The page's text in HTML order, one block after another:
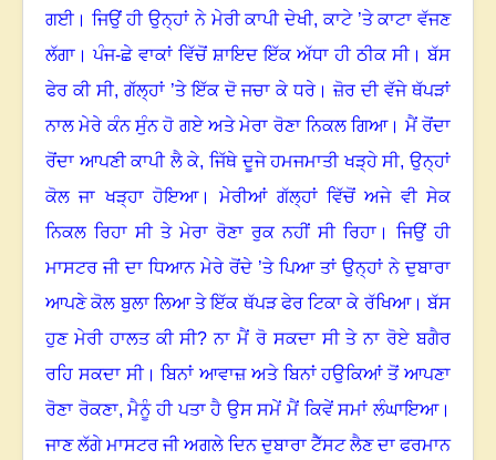
ਗਈ। ਜਿਉਂ ਹੀ ਉਨ੍ਹਾਂ ਨੇ ਮੇਰੀ ਕਾਪੀ ਦੇਖੀ, ਕਾਟੇ ’ਤੇ ਕਾਟਾ ਵੱਜਣ
ਲੱਗਾ ।ਪੰਜ-ਛੇ ਵਾਕਾਂ ਵਿੱਚੋਂ ਸ਼ਾਇਦ ਇੱਕ ਅੱਧਾ ਹੀ ਠੀਕ ਸੀ। ਬੱਸ
ਫੇਰ ਕੀ ਸੀ, ਗੱਲ੍ਹਾਂ ’ਤੇ ਇੱਕ ਦੋ ਜਚਾ ਕੇ ਧਰੇ ।ਜ਼ੋਰ ਦੀ ਵੱਜੇ ਥੱਪੜਾਂ
ਨਾਲ ਮੇਰੇ ਕੰਨ ਸੁੰਨ ਹੋ ਗਏ ਅਤੇ ਮੇਰਾ ਰੋਣਾ ਨਿਕਲ ਗਿਆ। ਮੈਂ ਰੋਂਦਾ
ਰੋਂਦਾ ਆਪਣੀ ਕਾਪੀ ਲੈ ਕੇ, ਜਿੱਥੇ ਦੂਜੇ ਹਮਜਮਾਤੀ ਖੜ੍ਹੇ ਸੀ, ਉਨ੍ਹਾਂ
ਕੋਲ ਜਾ ਖੜ੍ਹਾ ਹੋਇਆ।ਮੇਰੀਆਂ ਗੱਲ੍ਹਾਂ ਵਿੱਚੋਂ ਅਜੇ ਵੀ ਸੇਕ
ਨਿਕਲ ਰਿਹਾ ਸੀ ਤੇ ਮੇਰਾ ਰੋਣਾ ਰੁਕ ਨਹੀਂ ਸੀ ਰਿਹਾ । ਜਿਉਂ ਹੀ
ਮਾਸਟਰ ਜੀ ਦਾ ਧਿਆਨ ਮੇਰੇ ਰੋਂਦੇ ’ਤੇ ਪਿਆ ਤਾਂ ਉਨ੍ਹਾਂ ਨੇ ਦੁਬਾਰਾ
ਆਪਣੇ ਕੋਲ ਬੁਲਾ ਲਿਆ ਤੇ ਇੱਕ ਥੱਪੜ ਫੇਰ ਟਿਕਾ ਕੇ ਰੱਖਿਆ। ਬੱਸ
ਹੁਣ ਮੇਰੀ ਹਾਲਤ ਕੀ ਸੀ?ਨਾ ਮੈਂ ਰੋ ਸਕਦਾ ਸੀ ਤੇ ਨਾ ਰੋਏ ਬਗੈਰ
ਰਹਿ ਸਕਦਾ ਸੀ।ਬਿਨਾਂ ਆਵਾਜ਼ ਅਤੇ ਬਿਨਾਂ ਹਉਕਿਆਂ ਤੋਂ ਆਪਣਾ
ਰੋਣਾ ਰੋਕਣਾ, ਮੈਨੂੰ ਹੀ ਪਤਾ ਹੈ ਉਸ ਸਮੇਂ ਮੈਂ ਕਿਵੇਂ ਸਮਾਂ ਲੰਘਾਇਆ।
ਜਾਣ ਲੱਗੇ ਮਾਸਟਰ ਜੀ ਅਗਲੇ ਦਿਨ ਦੁਬਾਰਾ ਟੈੱਸਟ ਲੈਣ ਦਾ ਫਰਮਾਨ